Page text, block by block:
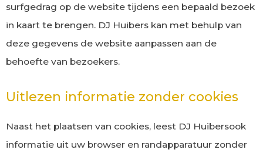
surfgedrag op de website tijdens een bepaald bezoek
in kaart te brengen. DJ Huibers kan met behulp van
deze gegevens de website aanpassen aan de
behoefte van bezoekers.
Uitlezen informatie zonder cookies
Naast het plaatsen van cookies, leest DJ Huibersook
informatie uit uw browser en randapparatuur zonder